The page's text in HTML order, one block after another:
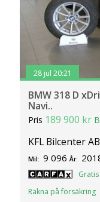
28 jul 20:21
BMW 318 D
Navi..
Pris 189 900 kr
KFL Bilcenter AB
Mil: 9 096 År:
Räkna på försäkring